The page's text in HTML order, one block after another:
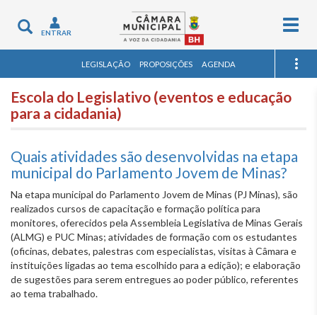
Toggle
navigation
ENTRAR
LEGISLAÇÃO PROPOSIÇÕES AGENDA
Escola do Legislativo (eventos e educação
para a cidadania)
Quais atividades são desenvolvidas na etapa
municipal do Parlamento Jovem de Minas?
Na etapa municipal do Parlamento Jovem de Minas (PJ Minas), são
realizados cursos de capacitação e formação política para
monitores, oferecidos pela Assembleia Legislativa de Minas Gerais
(ALMG) e PUC Minas; atividades de formação com os estudantes
(oficinas, debates, palestras com especialistas, visitas à Câmara e
instituições ligadas ao tema escolhido para a edição); e elaboração
de sugestões para serem entregues ao poder público, referentes
ao tema trabalhado.